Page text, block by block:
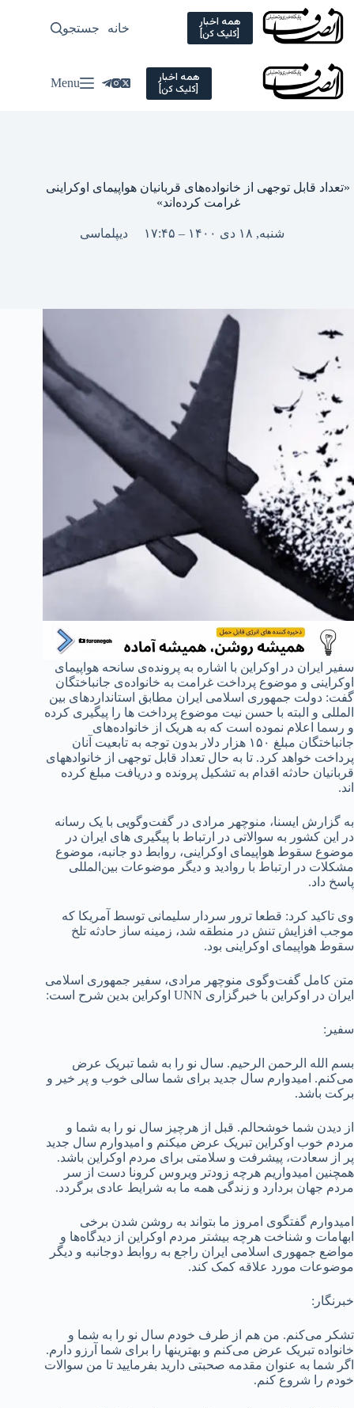
Skip
content
همه اخبار
[کلیک کن] خانه سیاسی
جستجو
همه اخبار
[کلیک کن] Menu
«تعداد قابل توجهی از خانواده‌­های قربانیان هواپیمای اوکراینی
غرامت کرده‌اند»
شنبه, ۱۸ دی ۱۴۰۰ – ۱۷:۴۵ دیپلماسی
سفیر ایران در اوکراین با اشاره به پرونده‌ی سانحه هواپیمای
اوکراینی و موضوع پرداخت غرامت به خانواده‌ی جانباختگان
گفت: دولت جمهوری اسلامی ایران مطابق استانداردهای بین
المللی و البته با حسن نیت موضوع پرداخت ها را پیگیری کرده
و رسما اعلام نموده است که به هریک از خانواده‌های
جانباختگان مبلغ ۱۵۰ هزار دلار بدون توجه به تابعیت آنان
پرداخت خواهد کرد. تا به حال تعداد قابل توجهی از خانواده­های
قربانیان حادثه اقدام به تشکیل پرونده و دریافت مبلغ کرده
اند.
به گزارش ایسنا، منوچهر مرادی در گفت‌وگویی با یک رسانه
در این کشور به سوالاتی در ارتباط با پیگیری های ایران در
موضوع سقوط هواپیمای اوکراینی، روابط دو جانبه، موضوع
مشکلات در ارتباط با روادید و دیگر موضوعات بین‌المللی
پاسخ داد.
وی تاکید کرد: قطعا ترور سردار سلیمانی توسط آمریکا که
موجب افزایش تنش در منطقه شد، زمینه ساز حادثه تلخ
سقوط هواپیمای اوکراینی بود.
متن کامل گفت‌وگوی منوچهر مرادی، سفیر جمهوری اسلامی
ایران در اوکراین با خبرگزاری UNN اوکراین بدین شرح است:
سفیر:
بسم الله الرحمن الرحیم. سال نو را به شما تبریک عرض
می‌کنم. امیدوارم سال جدید برای شما سالی خوب و پر خیر و
برکت باشد.
از دیدن شما خوشحالم. قبل از هرچیز سال نو را به شما و
مردم خوب اوکراین تبریک عرض می­کنم و امیدوارم سال جدید
پر از سعادت، پیشرفت و سلامتی برای مردم اوکراین باشد.
همچنین امیدواریم هرچه زودتر ویروس کرونا دست از سر
مردم جهان بردارد و زندگی همه ما به شرایط عادی برگردد.
امیدوارم گفتگوی امروز ما بتواند به روشن شدن برخی
ابهامات و شناخت هرچه بیشتر مردم اوکراین از دیدگاه‌ها و
مواضع جمهوری اسلامی ایران راجع به روابط دوجانبه و دیگر
موضوعات مورد علاقه کمک کند.
خبرنگار:
تشکر می‌کنم. من هم از طرف خودم سال نو را به شما و
خانواده تبریک عرض می‌کنم و بهترین­ها را برای شما آرزو دارم.
اگر شما به عنوان مقدمه صحبتی دارید بفرمایید تا من سوالات
خودم را شروع کنم.